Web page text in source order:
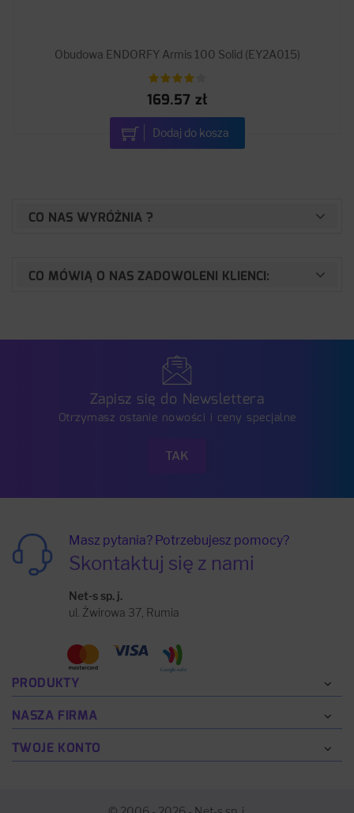
Obudowa ENDORFY Armis 100 Solid (EY2A015)
169.57 zł
Dodaj do kosza
CO NAS WYRÓŻNIA ?
CO MÓWIĄ O NAS ZADOWOLENI KLIENCI:
Zapisz się do Newslettera
Otrzymasz ostanie nowości i ceny specjalne
Masz pytania? Potrzebujesz pomocy?
Skontaktuj się z nami
Net-s sp. j.
ul. Żwirowa 37, Rumia
PRODUKTY
NASZA FIRMA
TWOJE KONTO